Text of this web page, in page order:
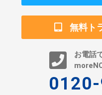
無料ト
お電話